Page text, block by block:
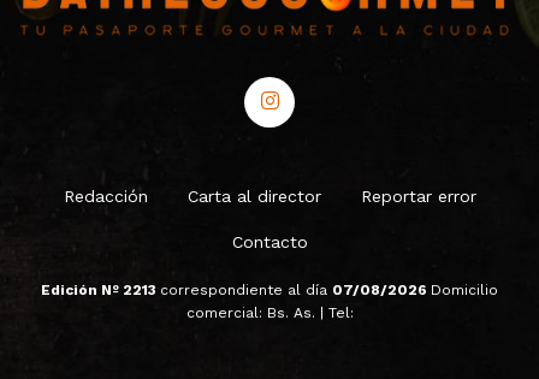
Redacción Carta al director Reportar error
Contacto
Edición Nº 2213 correspondiente al día 07/08/2026 Domicilio
comercial: Bs. As. | Tel: